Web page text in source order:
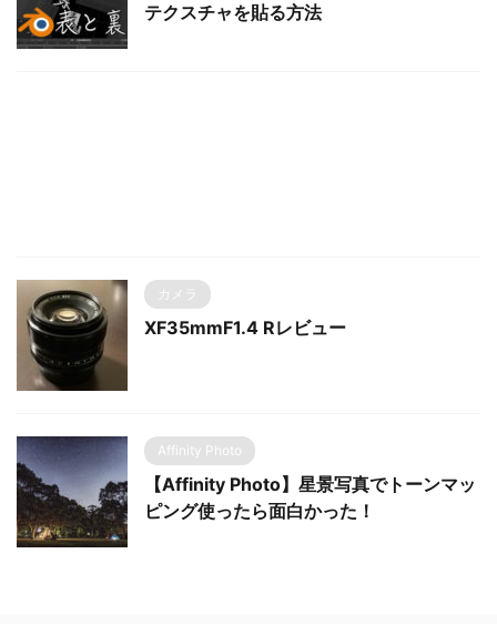
テクスチャを貼る方法
カメラ
XF35mmF1.4 Rレビュー
Affinity Photo
【Affinity Photo】星景写真でトーンマッ
ピング使ったら面白かった！